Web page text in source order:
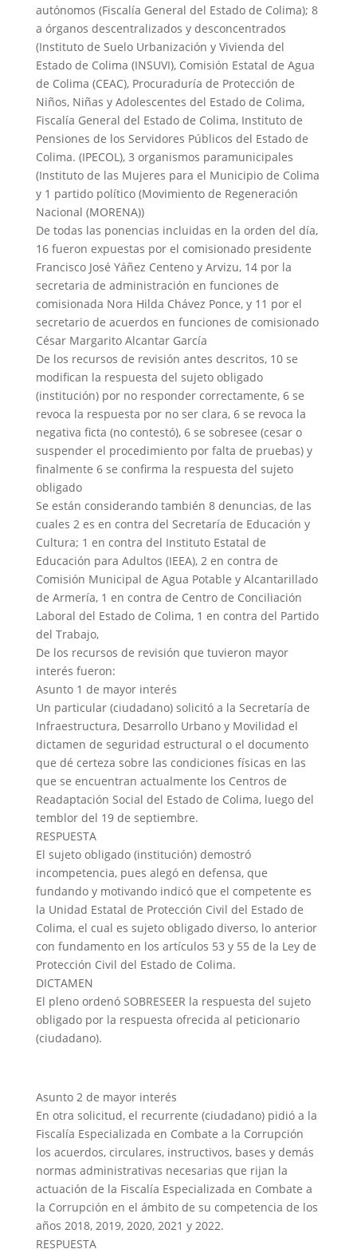
autónomos (Fiscalía General del Estado de Colima); 8
a órganos descentralizados y desconcentrados
(Instituto de Suelo Urbanización y Vivienda del
Estado de Colima (INSUVI), Comisión Estatal de Agua
de Colima (CEAC), Procuraduría de Protección de
Niños, Niñas y Adolescentes del Estado de Colima,
Fiscalía General del Estado de Colima, Instituto de
Pensiones de los Servidores Públicos del Estado de
Colima. (IPECOL), 3 organismos paramunicipales
(Instituto de las Mujeres para el Municipio de Colima
y 1 partido político (Movimiento de Regeneración
Nacional (MORENA))
De todas las ponencias incluidas en la orden del día,
16 fueron expuestas por el comisionado presidente
Francisco José Yáñez Centeno y Arvizu, 14 por la
secretaria de administración en funciones de
comisionada Nora Hilda Chávez Ponce, y 11 por el
secretario de acuerdos en funciones de comisionado
César Margarito Alcantar García
De los recursos de revisión antes descritos, 10 se
modifican la respuesta del sujeto obligado
(institución) por no responder correctamente, 6 se
revoca la respuesta por no ser clara, 6 se revoca la
negativa ficta (no contestó), 6 se sobresee (cesar o
suspender el procedimiento por falta de pruebas) y
finalmente 6 se confirma la respuesta del sujeto
obligado
Se están considerando también 8 denuncias, de las
cuales 2 es en contra del Secretaría de Educación y
Cultura; 1 en contra del Instituto Estatal de
Educación para Adultos (IEEA), 2 en contra de
Comisión Municipal de Agua Potable y Alcantarillado
de Armería, 1 en contra de Centro de Conciliación
Laboral del Estado de Colima, 1 en contra del Partido
del Trabajo,
De los recursos de revisión que tuvieron mayor
interés fueron:
Asunto 1 de mayor interés
Un particular (ciudadano) solicitó a la Secretaría de
Infraestructura, Desarrollo Urbano y Movilidad el
dictamen de seguridad estructural o el documento
que dé certeza sobre las condiciones físicas en las
que se encuentran actualmente los Centros de
Readaptación Social del Estado de Colima, luego del
temblor del 19 de septiembre.
RESPUESTA
El sujeto obligado (institución) demostró
incompetencia, pues alegó en defensa, que
fundando y motivando indicó que el competente es
la Unidad Estatal de Protección Civil del Estado de
Colima, el cual es sujeto obligado diverso, lo anterior
con fundamento en los artículos 53 y 55 de la Ley de
Protección Civil del Estado de Colima.
DICTAMEN
El pleno ordenó SOBRESEER la respuesta del sujeto
obligado por la respuesta ofrecida al peticionario
(ciudadano).
Asunto 2 de mayor interés
En otra solicitud, el recurrente (ciudadano) pidió a la
Fiscalía Especializada en Combate a la Corrupción
los acuerdos, circulares, instructivos, bases y demás
normas administrativas necesarias que rijan la
actuación de la Fiscalía Especializada en Combate a
la Corrupción en el ámbito de su competencia de los
años 2018, 2019, 2020, 2021 y 2022.
RESPUESTA